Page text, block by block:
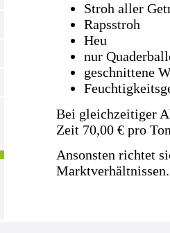
Stroh aller
Rapsstroh
Heu
nur
geschnittene
Bei gleichzeitiger
Zeit 70,00 € pro
Ansonsten richtet